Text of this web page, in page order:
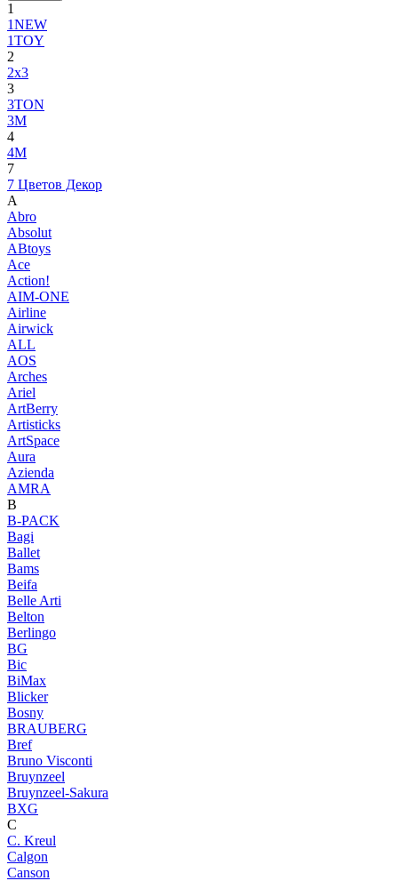
1
1NEW
1TOY
2
2x3
3
3TON
3М
4
4M
7
7 Цветов Декор
A
Abro
Absolut
ABtoys
Ace
Action!
AIM-ONE
Airline
Airwick
ALL
AOS
Arches
Ariel
ArtBerry
Artisticks
ArtSpace
Aura
Azienda
AМRA
B
B-PACK
Bagi
Ballet
Bams
Beifa
Belle Arti
Belton
Berlingo
BG
Bic
BiMax
Blicker
Bosny
BRAUBERG
Bref
Bruno Visconti
Bruynzeel
Bruynzeel-Sakura
BXG
C
C. Kreul
Calgon
Canson